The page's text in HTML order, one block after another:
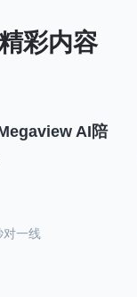
AI陪
对一线